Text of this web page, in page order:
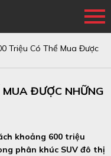
Triệu Có Thể Mua Được
ĐƯỢC NHỮNG
khoảng 600 triệu
phân khúc SUV đô thị